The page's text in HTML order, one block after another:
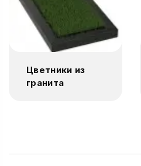
Цветники из
гранита